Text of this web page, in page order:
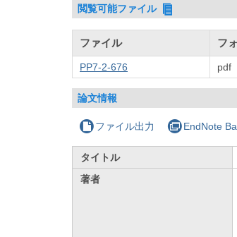
閲覧可能ファイル
ファイル フ
PP7-2-676 pdf
論文情報
ファイル出力 EndNote
タイトル
著者